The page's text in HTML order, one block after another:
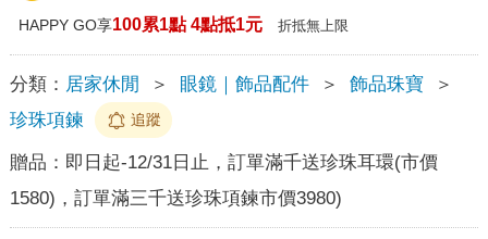
HAPPY GO享100累1點 4點抵1元 折抵無上限
分類： 居家休閒 ＞ 眼鏡｜飾品配件 ＞ 飾品珠寶
＞
珍珠項鍊
追蹤
贈品： 即日起-12/31日止，訂單滿千送珍珠耳環(市價
1580)，訂單滿三千送珍珠項鍊市價3980)